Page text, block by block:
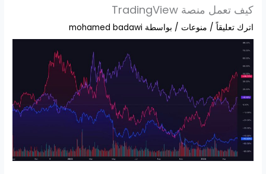
كيف تعمل منصة TradingView
اترك تعليقاً / منوعات / بواسطة mohamed badawi